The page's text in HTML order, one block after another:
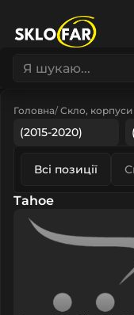
Головна Скло, корпуси
(2015-2020)
Всі позиції
Tahoe